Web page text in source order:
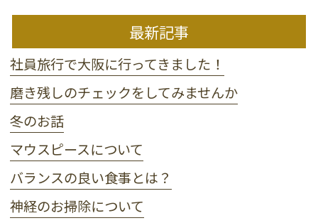
最新記事
社員旅行で大阪に行ってきました！
磨き残しのチェックをしてみませんか
冬のお話
マウスピースについて
バランスの良い食事とは？
神経のお掃除について